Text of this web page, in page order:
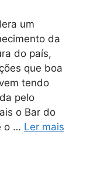
um
da
do país,
que boa
tendo
pelo
o Bar do
o … Ler mais